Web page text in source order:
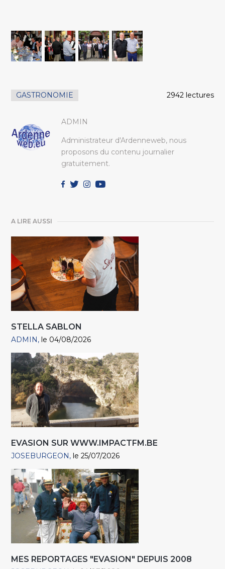
GASTRONOMIE 2942 lectures
ADMIN
Administrateur d'Ardenneweb, nous
proposons du contenu journalier
gratuitement.
A LIRE AUSSI
STELLA SABLON
ADMIN le 04/08/2026
EVASION SUR WWW.IMPACTFM.BE
JOSEBURGEON le 25/07/2026
MES REPORTAGES "EVASION" DEPUIS 2008